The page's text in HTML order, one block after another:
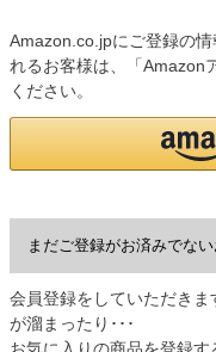
Amazon.co.jpにご登録の
れるお客様は、「Amazon
ください。
まだご登録がお済みでな
会員登録をしていただき
が溜まったり･･･